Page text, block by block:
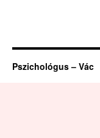
Pszichológus – Vác